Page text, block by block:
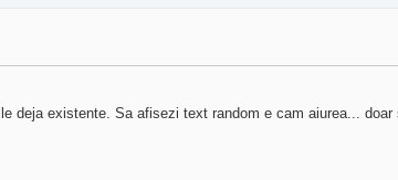
deja existente. Sa afisezi text random e cam aiurea...